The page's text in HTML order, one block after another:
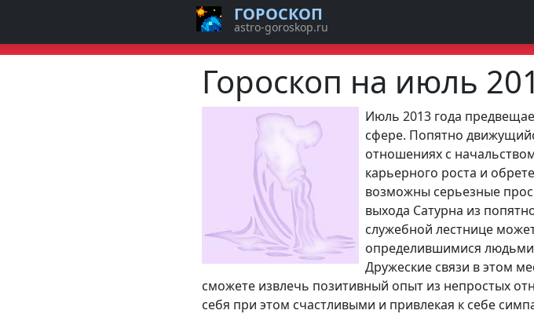
Гороскоп на июль
Июль 2013 года
сфере. Попятно
отношениях с
карьерного роста и
возможны серьезные
выхода Сатурна из
служебной лестнице
определившимися людьми
Дружеские связи в этом
сможете извлечь позитивный опыт из непростых
себя при этом счастливыми и привлекая к себе
ГОРОСКОП
astro-goroskop.ru